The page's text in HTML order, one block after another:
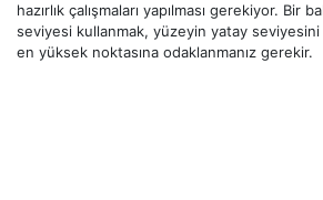
hazırlık çalışmaları yapılması gerekiyor. Bir
seviyesi kullanmak, yüzeyin yatay
en yüksek noktasına odaklanmanız gerekir.